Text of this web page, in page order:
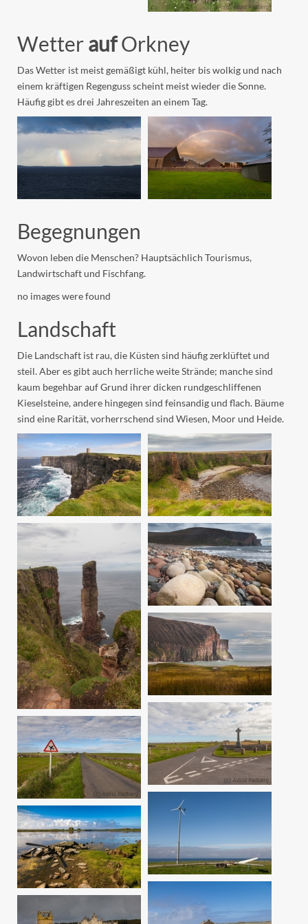
WetteraufOrkney
Das Wetter ist meist gemäßigt kühl, heiter bis wolkig und nach
einem kräftigen Regenguss scheint meist wieder die Sonne.
Häufig gibt es drei Jahreszeiten an einem Tag.
Begegnungen
Wovon leben die Menschen? Hauptsächlich Tourismus,
Landwirtschaft und Fischfang.
no images were found
Landschaft
Die Landschaft ist rau, die Küsten sind häufig zerklüftet und
steil. Aber es gibt auch herrliche weite Strände; manche sind
kaum begehbar auf Grund ihrer dicken rundgeschliffenen
Kieselsteine, andere hingegen sind feinsandig und flach. Bäume
sind eine Rarität, vorherrschend sind Wiesen, Moor und Heide.